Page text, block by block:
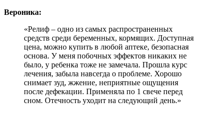
Вероника:
«Релиф – одно из самых распространенных
средств среди беременных, кормящих. Доступная
цена, можно купить в любой аптеке, безопасная
основа. У меня побочных эффектов никаких не
было, у ребенка тоже не замечала. Прошла курс
лечения, забыла навсегда о проблеме. Хорошо
снимает зуд, жжение, неприятные ощущения
после дефекации. Применяла по 1 свече перед
сном. Отечность уходит на следующий день.»